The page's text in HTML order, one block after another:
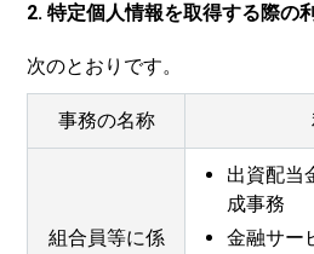
2. 特定個人情報を取得する際の
次のとおりです。
事務の名称
組合員等に係
出資配当
成事務
金融サー